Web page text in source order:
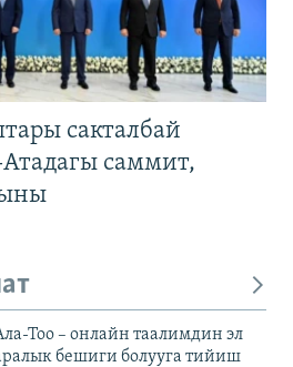
сакталбай
саммит,
Тоо – онлайн таалимдин эл
бешиги болууга тийиш